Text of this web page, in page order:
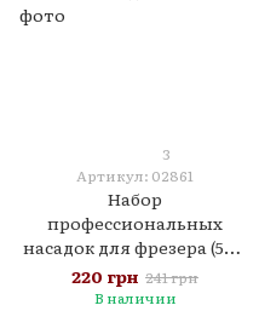
3
Артикул: 02861
Набор
профессиональных
насадок для фрезера (5+1)
- №10 без подставки
220 грн 241 грн
В наличии